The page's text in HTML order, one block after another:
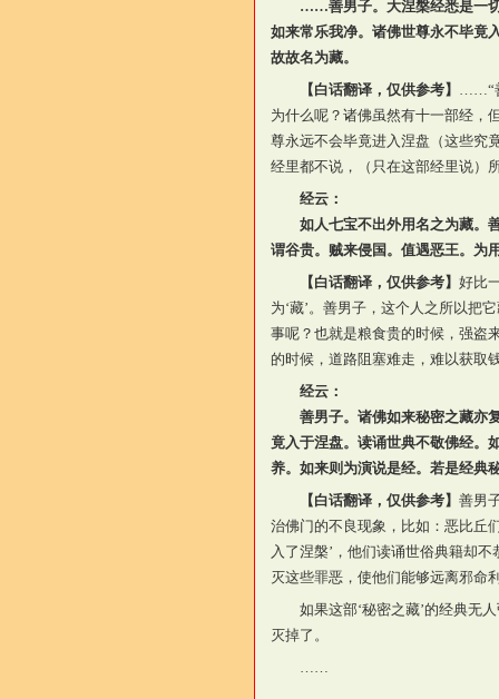
……善男子。大涅槃经悉是一切
如来常乐我净。诸佛世尊永不毕竟
故故名为藏。
【白话翻译，仅供参考】 ……“
为什么呢？诸佛虽然有十一部经，
尊永远不会毕竟进入涅盘（这些究
经里都不说，（ 只在这部经里说）
经云：
如人七宝不出外用名之为藏。
谓谷贵。贼来侵国。值遇恶王。为
【白话翻译，仅供参考】 好比
为‘藏’。善男子，这个人之所以把
事呢？也就是粮食贵的时候，强盗
的时候，道路阻塞难走，难以获取
经云：
善男子。诸佛如来秘密之藏亦复
竟入于涅盘。读诵世典不敬佛经。
养。如来则为演说是经。若是经
【白话翻译，仅供参考】 善男
治佛门的不良现象，比如：恶比丘
入了涅槃’，他们读诵世俗典籍却
灭这些罪恶，使他们能够远离邪命
如果这部‘秘密之藏’的经典无
灭掉了。
……